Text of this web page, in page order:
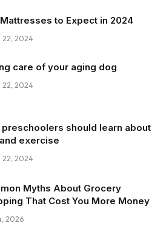
to Expect in 2024
22, 2024
care of your aging dog
22, 2024
preschoolers should learn about
exercise
22, 2024
Myths About Grocery
That Cost You More Money
2026